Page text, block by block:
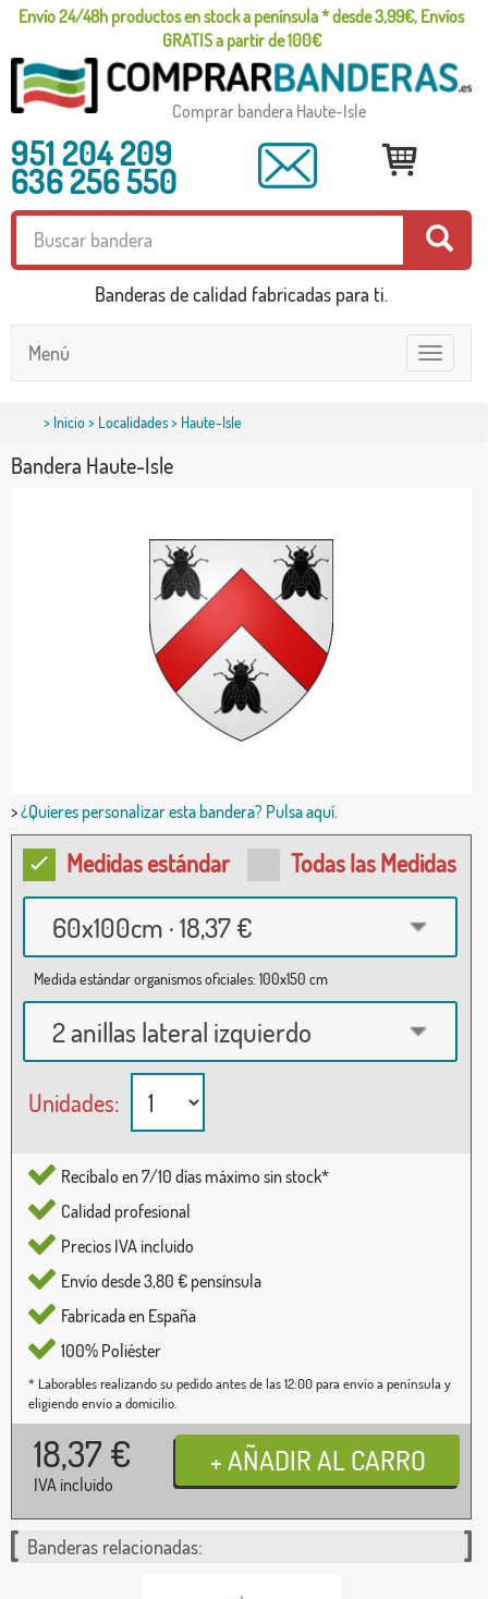
Envío 24/48h productos en stock a península * desde 3,99€, Envíos
GRATIS a partir de 100€
Comprar bandera Haute-Isle
951 204 209
636 256 550
Banderas de calidad fabricadas para ti.
Toggle
navigation
Menú
> Inicio> Localidades> Haute-Isle
Bandera Haute-Isle
>¿Quieres personalizar esta bandera? Pulsa aquí.
Medidas estándar Todas las Medidas
60x100cm · 18,37 €
Medida estándar organismos oficiales: 100x150 cm
2 anillas lateral izquierdo
Unidades:
Recíbalo en 7/10 días máximo sin stock*
Calidad profesional
Precios IVA incluido
Envío desde 3,80 € pensínsula
Fabricada en España
100% Poliéster
* Laborables realizando su pedido antes de las 12:00 para envío a península y
eligiendo envío a domicilio.
18,37 €
IVA incluido
Banderas relacionadas: